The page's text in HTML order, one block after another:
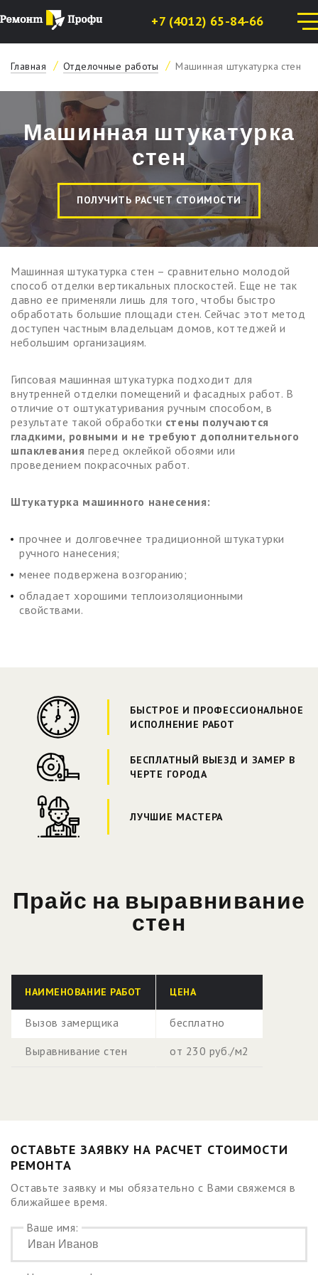
+7 (4012) 65-84-66
Главная Отделочные работы Машинная штукатурка стен
Машинная штукатурка
стен
ПОЛУЧИТЬ РАСЧЕТ СТОИМОСТИ
Машинная штукатурка стен – сравнительно молодой
способ отделки вертикальных плоскостей. Еще не так
давно ее применяли лишь для того, чтобы быстро
обработать большие площади стен. Сейчас этот метод
доступен частным владельцам домов, коттеджей и
небольшим организациям.
Гипсовая машинная штукатурка подходит для
внутренней отделки помещений и фасадных работ. В
отличие от оштукатуривания ручным способом, в
результате такой обработки стены получаются
гладкими, ровными и не требуют дополнительного
шпаклевания перед оклейкой обоями или
проведением покрасочных работ.
Штукатурка машинного нанесения:
прочнее и долговечнее традиционной штукатурки
ручного нанесения;
менее подвержена возгоранию;
обладает хорошими теплоизоляционными
свойствами.
БЫСТРОЕ И ПРОФЕССИОНАЛЬНОЕ
ИСПОЛНЕНИЕ РАБОТ
БЕСПЛАТНЫЙ ВЫЕЗД И ЗАМЕР В
ЧЕРТЕ ГОРОДА
ЛУЧШИЕ МАСТЕРА
Прайс на выравнивание
стен
НАИМЕНОВАНИЕ РАБОТ ЦЕНА
Вызов замерщика
бесплатно
Выравнивание стен
от 230 руб./м2
ОСТАВЬТЕ ЗАЯВКУ НА РАСЧЕТ СТОИМОСТИ
РЕМОНТА
Оставьте заявку и мы обязательно с Вами свяжемся в
ближайшее время.
Ваше имя: